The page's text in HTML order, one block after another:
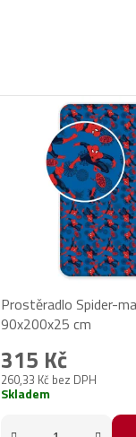
Prostěradlo Spider-
90x200x25 cm
260,33 Kč bez DPH
315 Kč
Skladem